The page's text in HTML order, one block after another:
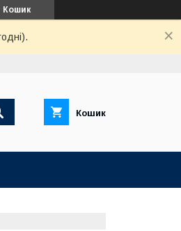
Кошик
Кошик